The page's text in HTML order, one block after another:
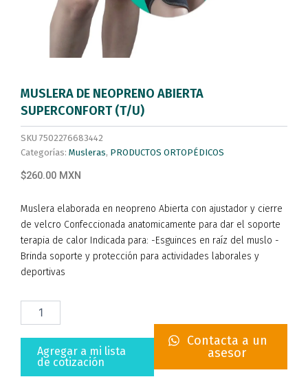
MUSLERA DE NEOPRENO ABIERTA
SUPERCONFORT (T/U)
SKU 7502276683442
Categorías: Musleras, PRODUCTOS ORTOPÉDICOS
$260.00 MXN
Muslera elaborada en neopreno Abierta con ajustador y cierre
de velcro Confeccionada anatomicamente para dar el soporte
terapia de calor Indicada para: -Esguinces en raíz del muslo -
Brinda soporte y protección para actividades laborales y
deportivas
MUSLERA
ABIERTA
SUPERCONFORT
Agregar a mi lista
de cotización
Contacta a un
asesor